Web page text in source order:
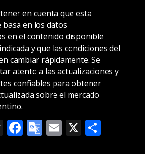
en cuenta que esta
en los datos
en el contenido disponible
y que las condiciones del
cambiar rápidamente. Se
atento a las actualizaciones y
confiables para obtener
sobre el mercado
Threads
Facebook
Google
Translate
Email
X